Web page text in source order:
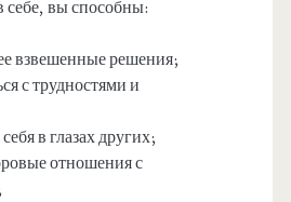
себе, вы способны:
взвешенные решения;
с трудностями и
в глазах других;
отношения с